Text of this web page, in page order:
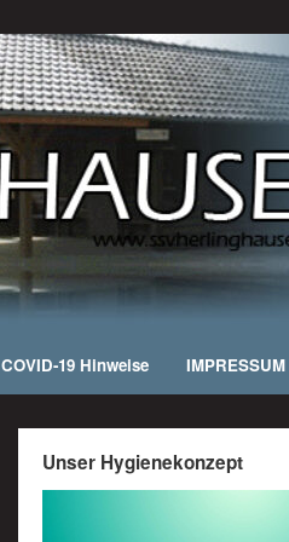
COVID-19 Hinweise IMPRESSUM
Unser Hygienekonzept